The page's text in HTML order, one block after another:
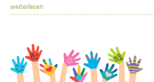
weiterlesen